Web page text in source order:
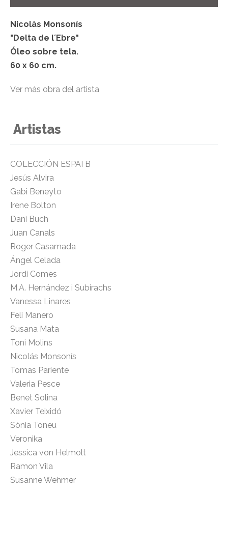
Artistas
COLECCIÓN ESPAI B
Jesús Alvira
Gabi Beneyto
Irene Bolton
Dani Buch
Juan Canals
Roger Casamada
Ángel Celada
Jordi Comes
M.A. Hernández i Subirachs
Vanessa Linares
Feli Manero
Susana Mata
Toni Molins
Nicolás Monsonís
Tomas Pariente
Valeria Pesce
Benet Solina
Xavier Teixidó
Sònia Toneu
Veronika
Jessica von Helmolt
Ramon Vila
Susanne Wehmer
Nicolàs Monsonís
"Delta de l´Ebre"
Óleo sobre tela.
60 x 60 cm.
Ver más obra del artista